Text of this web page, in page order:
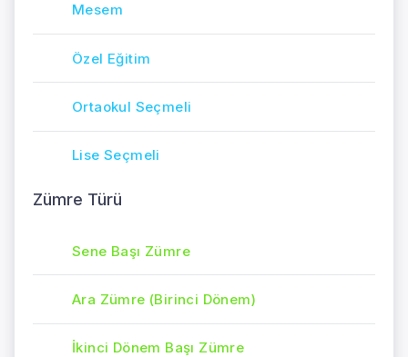
Mesem
Özel Eğitim
Ortaokul Seçmeli
Lise Seçmeli
Zümre Türü
Sene Başı Zümre
Ara Zümre (Birinci Dönem)
İkinci Dönem Başı Zümre